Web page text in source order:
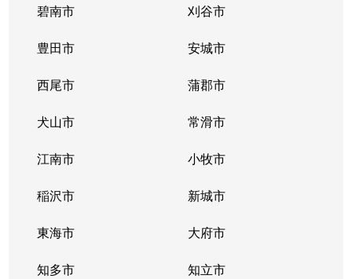
碧南市 刈谷市
豊田市 安城市
西尾市 蒲郡市
犬山市 常滑市
江南市 小牧市
稲沢市 新城市
東海市 大府市
知多市 知立市